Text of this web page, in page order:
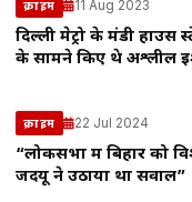
क्राइम 11 Aug 2023
दिल्ली मेट्रो के मंडी हाउस
के सामने किए थे अश्लील
क्राइम 22 Jul 2024
“लोकसभा में बिहार को
जदयू ने उठाया था सवाल”